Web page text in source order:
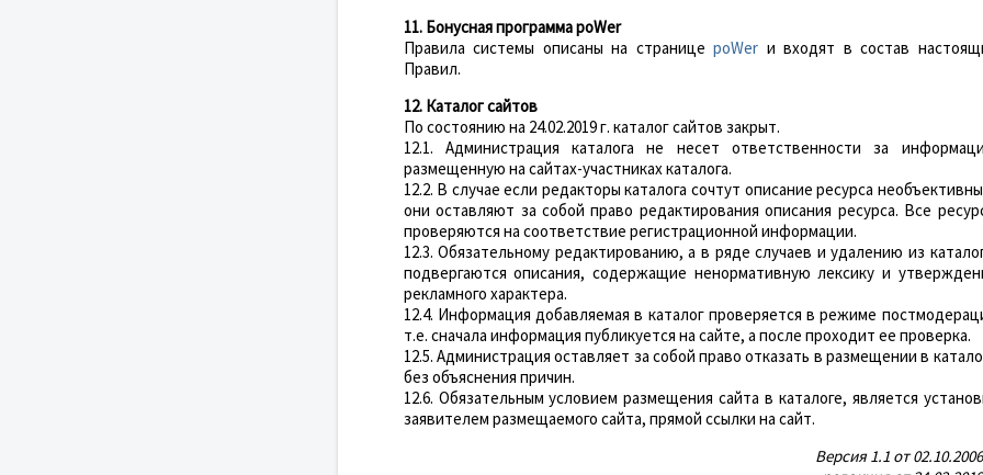
11. Бонусная программа poWer
Правила системы описаны на страницеpoWer и входят в состав
Правил.
12. Каталог сайтов
По состоянию на 24.02.2019 г. каталог сайтов закрыт.
12.1. Администрация каталога не несет ответственности за
размещенную на сайтах-участниках каталога.
12.2. В случае если редакторы каталога сочтут описание ресурса
они оставляют за собой право редактирования описания ресурса. Все
проверяются на соответствие регистрационной информации.
12.3. Обязательному редактированию, а в ряде случаев и удалению из
подвергаются описания, содержащие ненормативную лексику и
рекламного характера.
12.4. Информация добавляемая в каталог проверяется в режиме
т.е. сначала информация публикуется на сайте, а после проходит ее проверка.
12.5. Администрация оставляет за собой право отказать в размещении в
без объяснения причин.
12.6. Обязательным условием размещения сайта в каталоге, является
заявителем размещаемого сайта, прямой ссылки на сайт.
Версия 1.1 от